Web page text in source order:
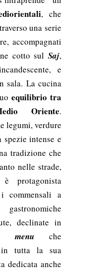
, che
una serie
accompagnati
cotto sulSaj,
e
sala. La cucina
equilibrio tra
Oriente.
legumi, verdure
intense e
tradizione che
nelle strade,
protagonista
commensali a
declinate in
menuche
tutta la sua
dedicata anche